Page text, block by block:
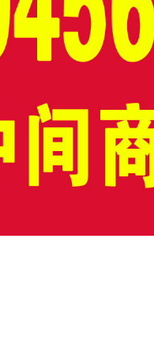
宴会茶歇
自助餐
团体餐
鸡尾酒会
茶歇定制
宴会外卖
点心甜品
餐饮外烩
冷菜饮料